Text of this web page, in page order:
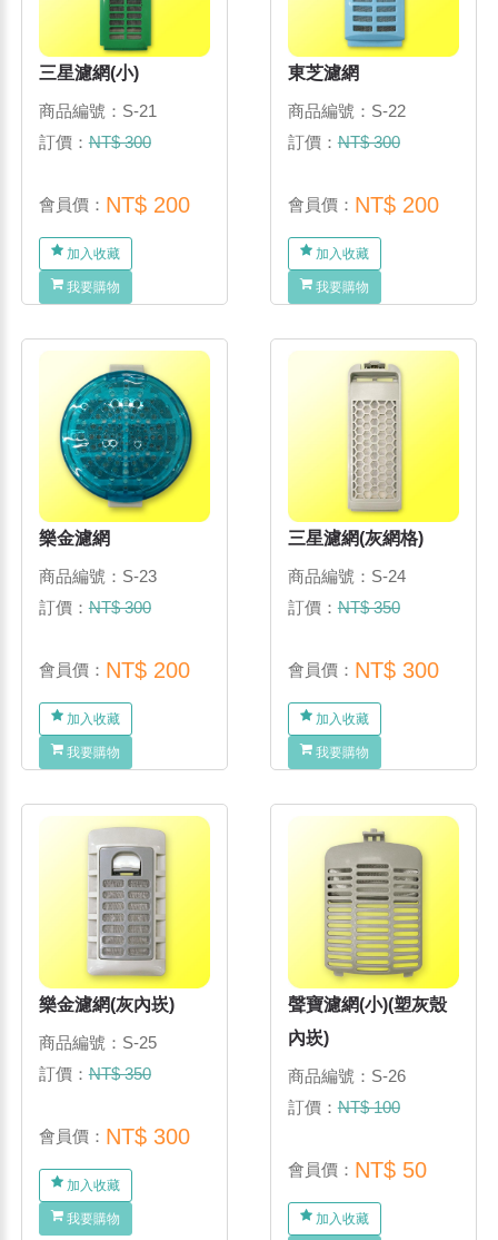
三星濾網(小)
商品編號：S-21
訂價：NT$ 300
會員價： NT$ 200
加入收藏
我要購物
東芝濾網
商品編號：S-22
訂價：NT$ 300
會員價： NT$ 200
加入收藏
我要購物
樂金濾網
商品編號：S-23
訂價：NT$ 300
會員價： NT$ 200
加入收藏
我要購物
三星濾網(灰網格)
商品編號：S-24
訂價：NT$ 350
會員價： NT$ 300
加入收藏
我要購物
樂金濾網(灰內崁)
商品編號：S-25
訂價：NT$ 350
會員價： NT$ 300
加入收藏
我要購物
聲寶濾網(小)(塑灰殼
內崁)
商品編號：S-26
訂價：NT$ 100
會員價： NT$ 50
加入收藏